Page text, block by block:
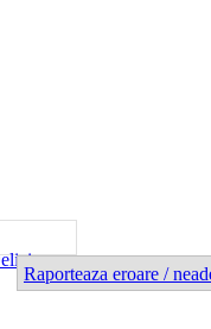
Raporteaza eroare /